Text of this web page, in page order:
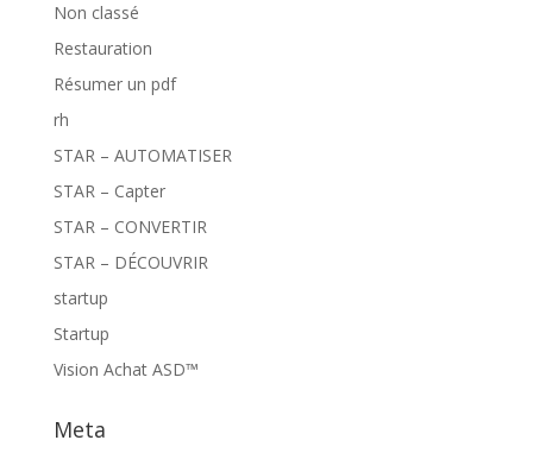
Non classé
Restauration
Résumer un pdf
rh
STAR – AUTOMATISER
STAR – Capter
STAR – CONVERTIR
STAR – DÉCOUVRIR
startup
Startup
Vision Achat ASD™
Meta